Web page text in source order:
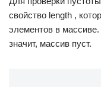
свойство length ,
элементов в
значит, массив пуст.